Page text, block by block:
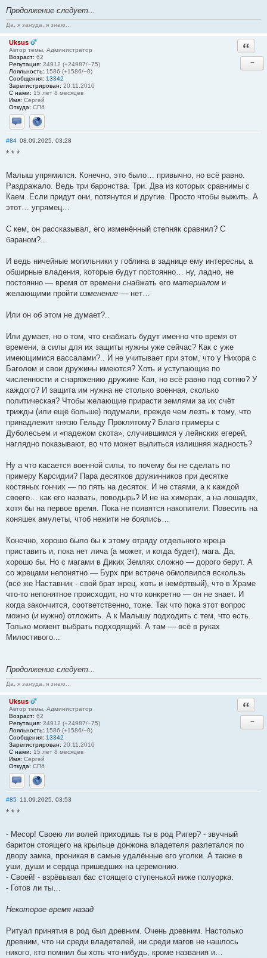
Продолжение следует...
Да, я зануда, я знаю...
Uksus
Автор темы, Администратор
Возраст: 62
Репутация: 24912 (+24987/−75)
Лояльность: 1586 (+1586/−0)
Сообщения: 13342
Зарегистрирован: 20.11.2010
С нами: 15 лет 8 месяцев
Имя: Сергей
Откуда: СПб
Отправить личное сообщение
Сайт
−
#84 08.09.2025, 03:28
* * *
Малыш упрямился. Конечно, это было… привычно, но всё равно.
Раздражало. Ведь три баронства. Три. Два из которых сравнимы с
Каем. Если придут они, потянутся и другие. Просто чтобы выжить. А
этот… упрямец…
С кем, он рассказывал, его изменённый степняк сравнил? С
бараном?..
И ведь ничейные могильники у гоблина в заднице ему интересны, а
обширные владения, которые будут постоянно… ну, ладно, не
постоянно — время от времени снабжать его материалом и
желающими пройти изменение — нет…
Или он об этом не думает?..
Или думает, но о том, что снабжать будут именно что время от
времени, а силы для их защиты нужны уже сейчас? Как с уже
имеющимися вассалами?.. И не учитывает при этом, что у Нихора с
Баголом и свои дружины имеются? Хоть и уступающие по
численности и снаряжению дружине Кая, но всё равно под сотню? У
каждого? И защита им нужна не столько военная, сколько
политическая? Чтобы желающие прирасти землями за их счёт
трижды (или ещё больше) подумали, прежде чем лезть к тому, что
принадлежит князю Гельду Проклятому? Благо примеры с
Дуболесьем и «падежом скота», случившимся у лейнских егерей,
наглядно показывают, во что может вылиться излишняя жадность?
Ну а что касается военной силы, то почему бы не сделать по
примеру Карсидии? Пара десятков дружинников при десятке
костяных гончих — по пять на десяток. И не стаями, а к каждой
своего… как его назвать, поводырь? И не на химерах, а на лошадях,
хотя бы на первое время. Пока не появятся накопители. Повесить на
коняшек амулеты, чтоб нежити не боялись…
Конечно, хорошо было бы к этому отряду отдельного жреца
приставить и, пока нет лича (а может, и когда будет), мага. Да,
хорошо бы. Но с магами в Диких Землях сложно — дорого берут. А
со жрецами непонятно — Бурх при встрече обмолвился вскользь
(всё же Наставник - свой брат жрец, хоть и немёртвый), что в Храме
что-то непонятное происходит, но что конкретно — он не знает. И
когда закончится, соответственно, тоже. Так что пока этот вопрос
можно (и нужно) отложить. А к Малышу подходить с тем, что есть.
Только момент выбрать подходящий. А там — всё в руках
Милостивого...
Продолжение следует...
Да, я зануда, я знаю...
Uksus
Автор темы, Администратор
Возраст: 62
Репутация: 24912 (+24987/−75)
Лояльность: 1586 (+1586/−0)
Сообщения: 13342
Зарегистрирован: 20.11.2010
С нами: 15 лет 8 месяцев
Имя: Сергей
Откуда: СПб
Отправить личное сообщение
Сайт
−
#85 11.09.2025, 03:53
* * *
- Месор! Своею ли волей приходишь ты в род Ригер? - звучный
баритон стоящего на крыльце донжона владетеля разлетался по
двору замка, проникая в самые удалённые его уголки. А также в
уши, души и сердца пришедших на церемонию.
- Своей! - взрёвывал бас стоящего ступенькой ниже полуорка.
- Готов ли ты…
Некоторое время назад
Ритуал принятия в род был древним. Очень древним. Настолько
древним, что ни среди владетелей, ни среди магов не нашлось
никого, кто помнил бы хоть что-нибудь, кроме названия и…